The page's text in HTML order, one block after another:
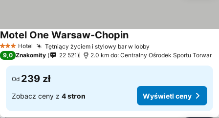
3 Kategoria
Hotel Tętniący życiem i stylowy bar w lobby
Motel One Warsaw-Chopin
9,0 Znakomity 22 521 2.0 km do: Centralny Ośrodek Sportu Torwar
Od 239 zł
Zobacz ceny z 4 stron Wyświetl ceny